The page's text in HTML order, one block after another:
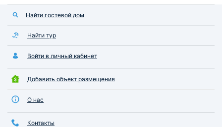
Найти гостевой дом
Найти тур
Войти в личный кабинет
Добавить объект размещения
О нас
Контакты